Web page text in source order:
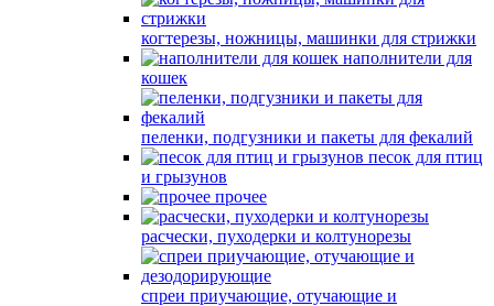
когтерезы, ножницы, машинки для стрижки
наполнители для
кошек
пеленки, подгузники и пакеты для фекалий
песок для птиц
и грызунов
прочее
расчески, пуходерки и колтунорезы
спреи приучающие, отучающие и